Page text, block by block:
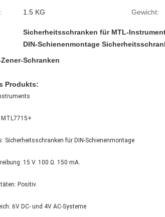
1.5 KG Gewicht:
Sicherheitsschranken für MTL-
DIN-Schienenmontage
Schranken
Produkts:
MTL7715+
Sicherheitsschranken für DIN-Schienenmontage
15 V. 100 Ω. 150 mA.
Positiv
6V DC- und 4V AC-Systeme